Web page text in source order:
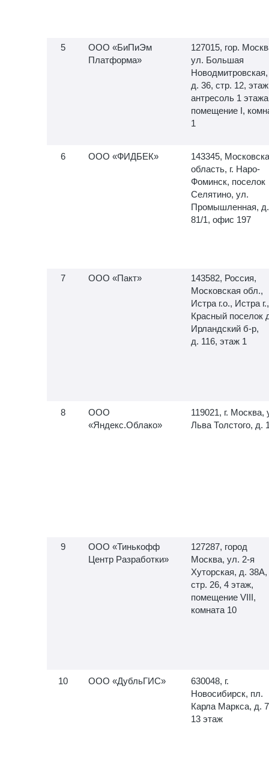
ООО «БиПиЭм
Платформа»
127015, гор.
ул. Большая
Новодмитровская,
д. 36, стр. 12, этаж
антресоль 1
помещение I,
1
ООО «ФИДБЕК»
143345,
область, г. Наро-
Фоминск, поселок
Селятино, ул.
Промышленная, д.
81/1, офис 197
ООО «Пакт»
143582, Россия,
Московская обл.,
Истра г.о., Истра г.,
Красный поселок
Ирландский б-р,
д. 116, этаж 1
ООО
«Яндекс.Облако»
119021, г. Москва,
Льва Толстого, д.
ООО «Тинькофф
Центр Разработки»
127287, город
Москва, ул. 2-я
Хуторская, д. 38А,
стр. 26, 4 этаж,
помещение VIII,
комната 10
ООО «ДубльГИС»
630048, г.
Новосибирск, пл.
Карла Маркса, д.
13 этаж